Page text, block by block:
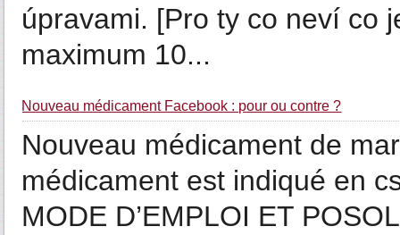
úpravami. [Pro ty co neví co
maximum 10...
Nouveau médicament Facebook : pour ou contre ?
Nouveau médicament de
médicament est indiqué en
MODE D’EMPLOI ET